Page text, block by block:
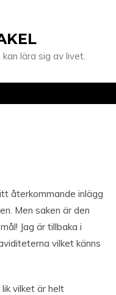
lära sig av livet.
återkommande inlägg
Men saken är den
Jag är tillbaka i
vilket känns
vilket är helt